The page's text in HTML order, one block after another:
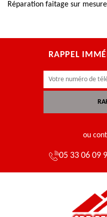
Réparation faitage sur
RAPPEL
ou
05 33 06 09